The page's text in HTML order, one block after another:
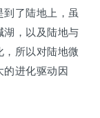
了陆地上，虽
湖，以及陆地与
所以对陆地微
的进化驱动因